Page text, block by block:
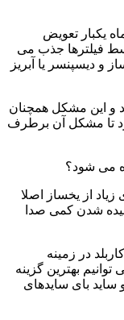
که می دانید فیلترهای آب باید هر 6 ماه یکبار تعویض
فیلترها جذب می
و دیسپنسر یا آبریز
و این مشکل همچنان
تا مشکل آن برطرف
می شود؟
از یخساز اصلا
شدن کمی صدا
در زمینه
بهترین گزینه
بای سایدهای